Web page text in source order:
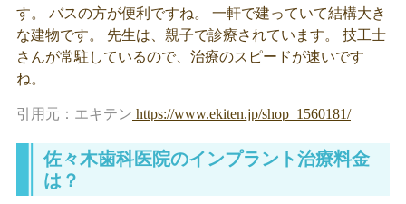
す。 バスの方が便利ですね。 一軒で建っていて結構大き
な建物です。 先生は、親子で診療されています。 技工士
さんが常駐しているので、治療のスピードが速いです
ね。
引用元：エキテン https://www.ekiten.jp/shop_1560181/
佐々木歯科医院のインプラント治療料金
は？